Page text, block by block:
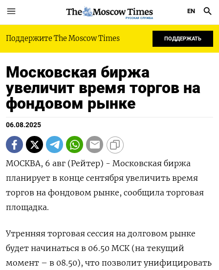
РУССКАЯ СЛУЖБА
EN
Поддержите The Moscow Times ПОДДЕРЖАТЬ
Московская биржа
увеличит время торгов на
фондовом рынке
06.08.2025
МОСКВА, 6 авг (Рейтер) - Московская биржа
планирует в конце сентября увеличить время
торгов на фондовом рынке, сообщила торговая
площадка.
Утренняя торговая сессия на долговом рынке
будет начинаться в 06.50 МСК (на текущий
момент – в 08.50), что позволит унифицировать